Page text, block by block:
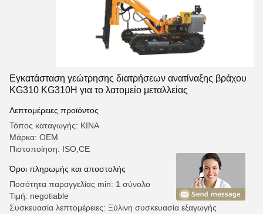
Εγκατάσταση γεώτρησης διατρήσεων ανατίναξης βράχου
KG310 KG310H για το λατομείο μεταλλείας
Λεπτομέρειες προϊόντος
Τόπος καταγωγής: ΚΙΝΑ
Μάρκα: OEM
Πιστοποίηση: ISO,CE
Όροι πληρωμής και αποστολής
Ποσότητα παραγγελίας min: 1 σύνολο
Τιμή: negotiable
Συσκευασία λεπτομέρειες: Ξύλινη συσκευασία εξαγωγής